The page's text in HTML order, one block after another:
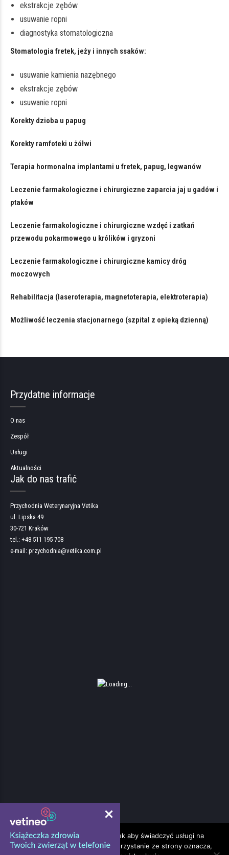
ekstrakcje zębów
usuwanie ropni
diagnostyka stomatologiczna
Stomatologia fretek, jeży i innych ssaków:
usuwanie kamienia nazębnego
ekstrakcje zębów
usuwanie ropni
Korekty dzioba u papug
Korekty ramfoteki u żółwi
Terapia hormonalna implantami u fretek, papug, legwanów
Leczenie farmakologiczne i chirurgiczne zaparcia jaj u gadów i
ptaków
Leczenie farmakologiczne i chirurgiczne wzdęć i zatkań
przewodu pokarmowego u królików i gryzoni
Leczenie farmakologiczne i chirurgiczne kamicy dróg
moczowych
Rehabilitacja (laseroterapia, magnetoterapia, elektroterapia)
Możliwość leczenia stacjonarnego (szpital z opieką dzienną)
Przydatne informacje
O nas
Zespół
Usługi
Aktualności
Jak do nas trafić
Przychodnia Weterynaryjna Vetika
ul. Lipska 49
30-721 Kraków
tel.: +48 511 195 708
e-mail: przychodnia@vetika.com.pl
Ta strona korzysta z ciasteczek aby świadczyć usługi na
najwyższym poziomie. Dalsze korzystanie ze strony oznacza,